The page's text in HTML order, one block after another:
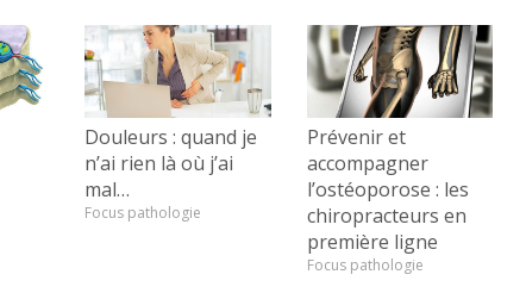
Douleurs : quand je
n’ai rien là où j’ai
mal…
Focus pathologie
Prévenir et
accompagner
l’ostéoporose : les
chiropracteurs en
première ligne
Focus pathologie